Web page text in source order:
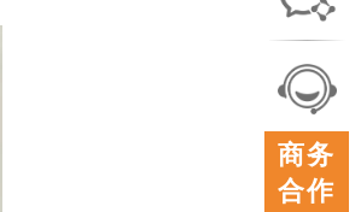
联系
我们
在线
客服
商务
合作